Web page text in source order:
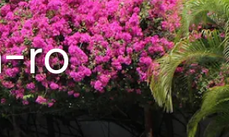
ro